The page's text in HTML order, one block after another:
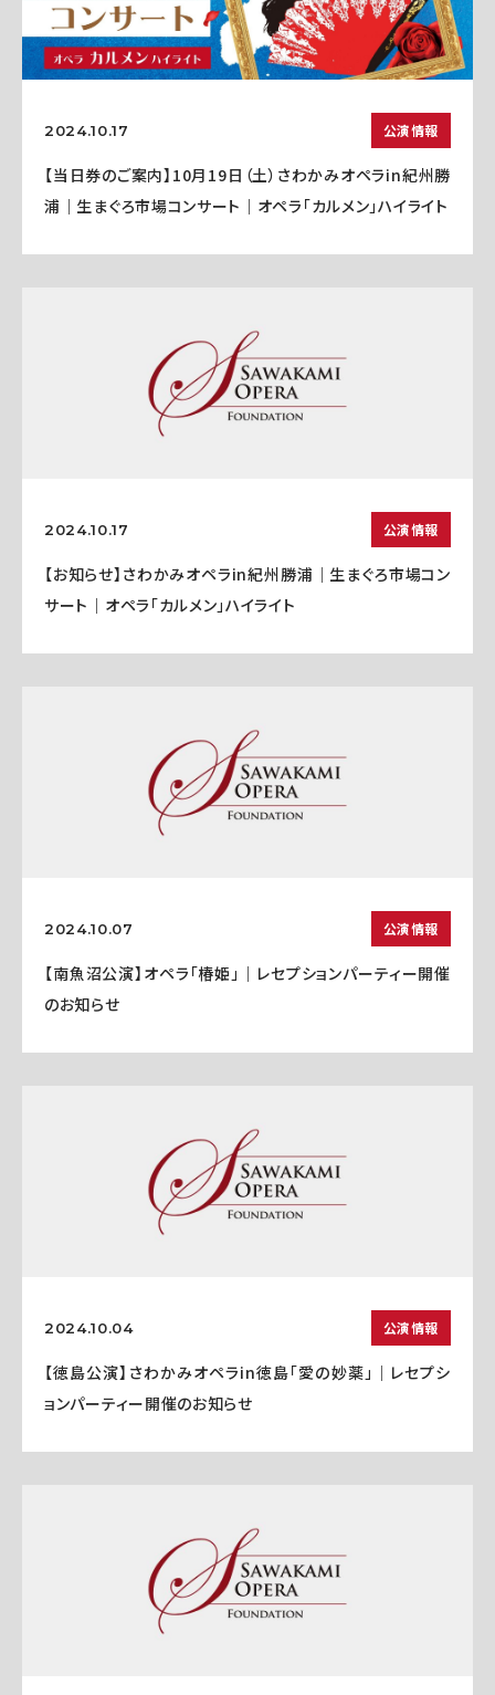
2024.10.17 公演情報
【当日券のご案内】10月19日（土）さわかみオペラin紀州勝
浦｜生まぐろ市場コンサート｜オペラ「カルメン」ハイライト
2024.10.17 公演情報
【お知らせ】さわかみオペラin紀州勝浦｜生まぐろ市場コン
サート｜オペラ「カルメン」ハイライト
2024.10.07 公演情報
【南魚沼公演】オペラ「椿姫」｜レセプションパーティー開催
のお知らせ
2024.10.04 公演情報
【徳島公演】さわかみオペラin徳島「愛の妙薬」｜レセプシ
ョンパーティー開催のお知らせ